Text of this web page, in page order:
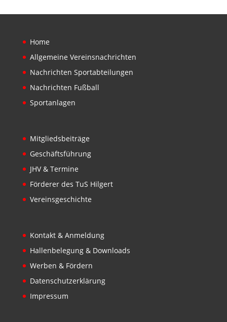
Home
Allgemeine Vereinsnachrichten
Nachrichten Sportabteilungen
Nachrichten Fußball
Sportanlagen
Mitgliedsbeiträge
Geschäftsführung
JHV & Termine
Förderer des TuS Hilgert
Vereinsgeschichte
Kontakt & Anmeldung
Hallenbelegung & Downloads
Werben & Fördern
Datenschutzerklärung
Impressum